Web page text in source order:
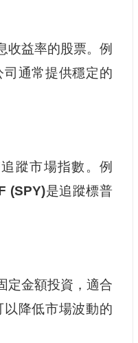
收益率的股票。例
通常提供穩定的
蹤市場指數。例
(SPY)是追蹤標普
定金額投資，適合
降低市場波動的